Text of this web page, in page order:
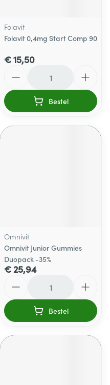
Folavit
Folavit 0,4mg Start Comp 90
€ 15,50
Bestel
Omnivit
Omnivit Junior Gummies
Duopack -35%
€ 25,94
Bestel